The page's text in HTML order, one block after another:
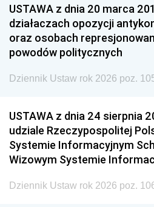
USTAWA z dnia 20 marca
działaczach opozycji
oraz osobach
powodów politycznych
Dziennik Ustaw rok 2026 poz.
USTAWA z dnia 24 sierpnia
udziale Rzeczypospolitej
Systemie Informacyjnym
Wizowym Systemie
Dziennik Ustaw rok 2026 poz.